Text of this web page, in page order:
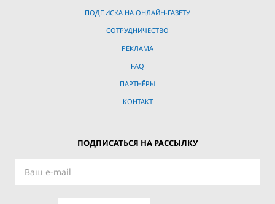
ПОДПИСКА НА ОНЛАЙН-ГАЗЕТУ
СОТРУДНИЧЕСТВО
РЕКЛАМА
FAQ
ПАРТНЁРЫ
КОНТАКТ
ПОДПИСАТЬСЯ НА РАССЫЛКУ